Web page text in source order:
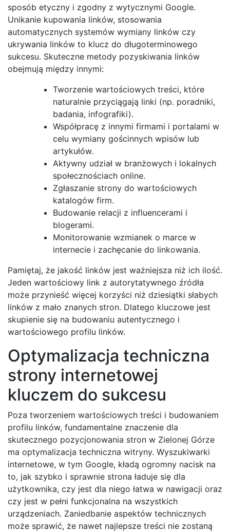
sposób etyczny i zgodny z wytycznymi Google.
Unikanie kupowania linków, stosowania
automatycznych systemów wymiany linków czy
ukrywania linków to klucz do długoterminowego
sukcesu. Skuteczne metody pozyskiwania linków
obejmują między innymi:
Tworzenie wartościowych treści, które
naturalnie przyciągają linki (np. poradniki,
badania, infografiki).
Współpracę z innymi firmami i portalami w
celu wymiany gościnnych wpisów lub
artykułów.
Aktywny udział w branżowych i lokalnych
społecznościach online.
Zgłaszanie strony do wartościowych
katalogów firm.
Budowanie relacji z influencerami i
blogerami.
Monitorowanie wzmianek o marce w
internecie i zachęcanie do linkowania.
Pamiętaj, że jakość linków jest ważniejsza niż ich ilość.
Jeden wartościowy link z autorytatywnego źródła
może przynieść więcej korzyści niż dziesiątki słabych
linków z mało znanych stron. Dlatego kluczowe jest
skupienie się na budowaniu autentycznego i
wartościowego profilu linków.
Optymalizacja techniczna
strony internetowej
kluczem do sukcesu
Poza tworzeniem wartościowych treści i budowaniem
profilu linków, fundamentalne znaczenie dla
skutecznego pozycjonowania stron w Zielonej Górze
ma optymalizacja techniczna witryny. Wyszukiwarki
internetowe, w tym Google, kładą ogromny nacisk na
to, jak szybko i sprawnie strona ładuje się dla
użytkownika, czy jest dla niego łatwa w nawigacji oraz
czy jest w pełni funkcjonalna na wszystkich
urządzeniach. Zaniedbanie aspektów technicznych
może sprawić, że nawet najlepsze treści nie zostaną